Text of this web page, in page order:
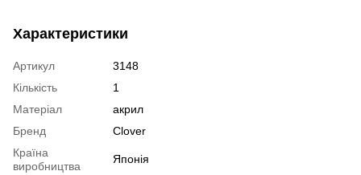
Характеристики
Артикул
3148
Кількість
1
Матеріал
акрил
Бренд
Clover
Країна
виробництва
Японія